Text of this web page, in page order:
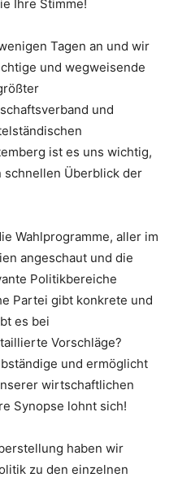
Ihre Stimme!
Tagen an und wir
und wegweisende
und
ist es uns wichtig,
Überblick der
Wahlprogramme, aller im
angeschaut und die
Politikbereiche
Partei gibt konkrete und
es bei
Vorschläge?
und ermöglicht
wirtschaftlichen
Synopse lohnt sich!
haben wir
zu den einzelnen